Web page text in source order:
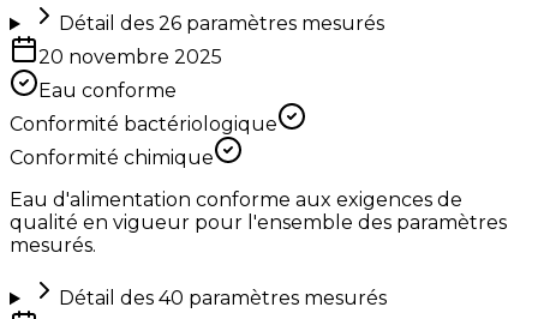
Détail des 26paramètres mesurés
20 novembre 2025
Eau conforme
Conformité bactériologique
Conformité chimique
Eau d'alimentation conforme aux exigences de
qualité en vigueur pour l'ensemble des paramètres
mesurés.
Détail des 40 paramètres mesurés